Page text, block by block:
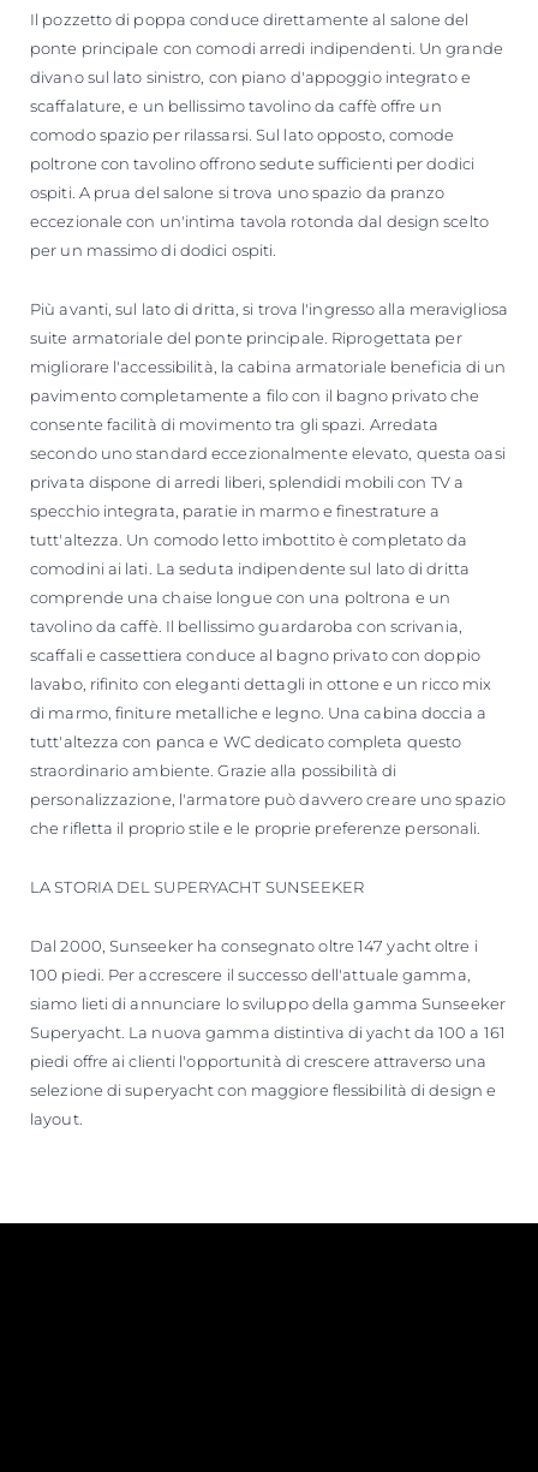
Il pozzetto di poppa conduce direttamente al salone del
ponte principale con comodi arredi indipendenti. Un grande
divano sul lato sinistro, con piano d'appoggio integrato e
scaffalature, e un bellissimo tavolino da caffè offre un
comodo spazio per rilassarsi. Sul lato opposto, comode
poltrone con tavolino offrono sedute sufficienti per dodici
ospiti. A prua del salone si trova uno spazio da pranzo
eccezionale con un'intima tavola rotonda dal design scelto
per un massimo di dodici ospiti.
Più avanti, sul lato di dritta, si trova l'ingresso alla meravigliosa
suite armatoriale del ponte principale. Riprogettata per
migliorare l'accessibilità, la cabina armatoriale beneficia di un
pavimento completamente a filo con il bagno privato che
consente facilità di movimento tra gli spazi. Arredata
secondo uno standard eccezionalmente elevato, questa oasi
privata dispone di arredi liberi, splendidi mobili con TV a
specchio integrata, paratie in marmo e finestrature a
tutt'altezza. Un comodo letto imbottito è completato da
comodini ai lati. La seduta indipendente sul lato di dritta
comprende una chaise longue con una poltrona e un
tavolino da caffè. Il bellissimo guardaroba con scrivania,
scaffali e cassettiera conduce al bagno privato con doppio
lavabo, rifinito con eleganti dettagli in ottone e un ricco mix
di marmo, finiture metalliche e legno. Una cabina doccia a
tutt'altezza con panca e WC dedicato completa questo
straordinario ambiente. Grazie alla possibilità di
personalizzazione, l'armatore può davvero creare uno spazio
che rifletta il proprio stile e le proprie preferenze personali.
LA STORIA DEL SUPERYACHT SUNSEEKER
Dal 2000, Sunseeker ha consegnato oltre 147 yacht oltre i
100 piedi. Per accrescere il successo dell'attuale gamma,
siamo lieti di annunciare lo sviluppo della gamma Sunseeker
Superyacht. La nuova gamma distintiva di yacht da 100 a 161
piedi offre ai clienti l'opportunità di crescere attraverso una
selezione di superyacht con maggiore flessibilità di design e
layout.